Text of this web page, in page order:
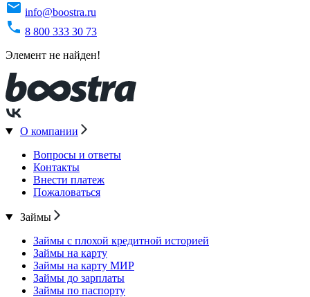
info@boostra.ru
8 800 333 30 73
Элемент не найден!
О компании
Вопросы и ответы
Контакты
Внести платеж
Пожаловаться
Займы
Займы с плохой кредитной историей
Займы на карту
Займы на карту МИР
Займы до зарплаты
Займы по паспорту